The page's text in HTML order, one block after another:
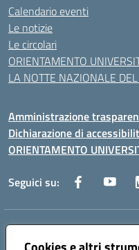
Calendario eventi
Le notizie
Le circolari
ORIENTAMENTO
LA NOTTE NAZIONALE
Amministrazione
Dichiarazione di
ORIENTAMENTO
Seguici su:
Indirizzo:
Centralino:0882 331218